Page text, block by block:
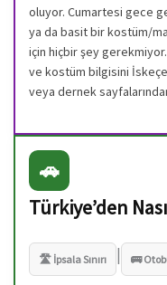
oluyor. Cumartesi gece
ya da basit bir kostüm/
için hiçbir şey
ve kostüm bilgisini
veya dernek
🚗
Türkiye’den
🛣️ İpsala Sınırı | 🚌